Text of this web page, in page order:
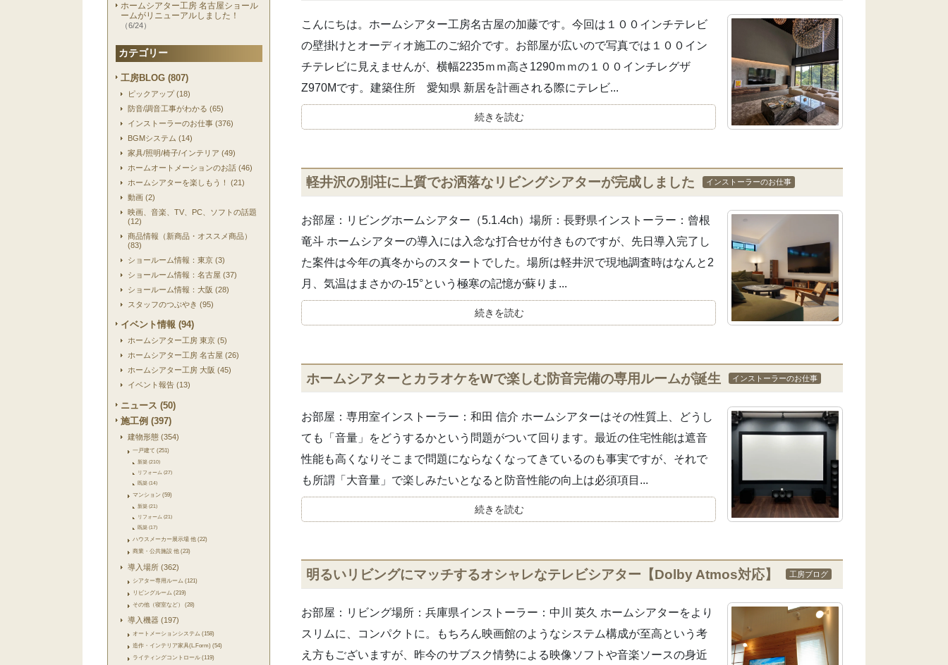
ホームシアター工房 名古屋ショール
ームがリニューアルしました！
（6/24）
カテゴリー
工房BLOG (807)
ピックアップ (18)
防音/調音工事がわかる (65)
インストーラーのお仕事 (376)
BGMシステム (14)
家具/照明/椅子/インテリア (49)
ホームオートメーションのお話 (46)
ホームシアターを楽しもう！ (21)
動画 (2)
映画、音楽、TV、PC、ソフトの話題
(12)
商品情報（新商品・オススメ商品）
(83)
ショールーム情報：東京 (3)
ショールーム情報：名古屋 (37)
ショールーム情報：大阪 (28)
スタッフのつぶやき (95)
イベント情報 (94)
ホームシアター工房 東京 (5)
ホームシアター工房 名古屋 (26)
ホームシアター工房 大阪 (45)
イベント報告 (13)
ニュース (50)
施工例 (397)
建物形態 (354)
一戸建て (251)
新築 (210)
リフォーム (27)
既築 (14)
マンション (59)
新築 (21)
リフォーム (21)
既築 (17)
ハウスメーカー展示場 他 (22)
商業・公共施設 他 (23)
導入場所 (362)
シアター専用ルーム (121)
リビングルーム (219)
その他（寝室など） (28)
導入機器 (197)
オートメーションシステム (158)
造作・インテリア家具(L.Form) (54)
ライティングコントロール (119)
こんにちは。ホームシアター工房名古屋の加藤です。今回は１００インチテレビ
の壁掛けとオーディオ施工のご紹介です。お部屋が広いので写真では１００イン
チテレビに見えませんが、横幅2235ｍｍ高さ1290ｍｍの１００インチレグザ
Z970Mです。建築住所 愛知県 新居を計画される際にテレビ...
続きを読む
軽井沢の別荘に上質でお洒落なリビングシアターが完成しました インストーラーのお仕事
お部屋：リビングホームシアター（5.1.4ch）場所：長野県インストーラー：曾根
竜斗 ホームシアターの導入には入念な打合せが付きものですが、先日導入完了し
た案件は今年の真冬からのスタートでした。場所は軽井沢で現地調査時はなんと2
月、気温はまさかの-15°という極寒の記憶が蘇りま...
続きを読む
ホームシアターとカラオケをWで楽しむ防音完備の専用ルームが誕生 インストーラーのお仕事
お部屋：専用室インストーラー：和田 信介 ホームシアターはその性質上、どうし
ても「音量」をどうするかという問題がついて回ります。最近の住宅性能は遮音
性能も高くなりそこまで問題にならなくなってきているのも事実ですが、それで
も所謂「大音量」で楽しみたいとなると防音性能の向上は必須項目...
続きを読む
明るいリビングにマッチするオシャレなテレビシアター【Dolby Atmos対応】 工房ブログ
お部屋：リビング場所：兵庫県インストーラー：中川 英久 ホームシアターをより
スリムに、コンパクトに。もちろん映画館のようなシステム構成が至高という考
え方もございますが、昨今のサブスク情勢による映像ソフトや音楽ソースの身近